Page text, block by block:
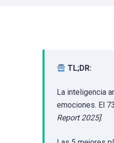
TL;DR:
La inteligencia
emociones. El
Report 2025].